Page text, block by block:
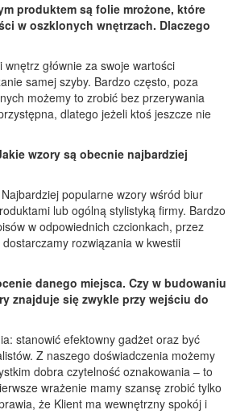
produktem są folie mrożone, które
w oszklonych wnętrzach. Dlaczego
głównie za swoje wartości
samej szyby. Bardzo często, poza
możemy to zrobić bez przerywania
dlatego jeżeli ktoś jeszcze nie
wzory są obecnie najbardziej
popularne wzory wśród biur
lub ogólną stylistyką firmy. Bardzo
w odpowiednich czcionkach, przez
rozwiązania w kwestii
danego miejsca. Czy w budowaniu
znajduje się zwykle przy wejściu do
stanowić efektowny gadżet oraz być
Z naszego doświadczenia możemy
dobra czytelność oznakowania – to
wrażenie mamy szansę zrobić tylko
że Klient ma wewnętrzny spokój i